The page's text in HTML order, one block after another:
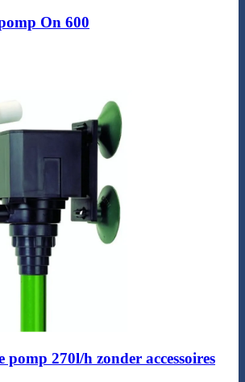
On 600
pomp 270l/h zonder accessoires